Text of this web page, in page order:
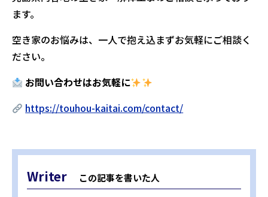
ます。
空き家のお悩みは、一人で抱え込まずお気軽にご相談く
ださい。
お問い合わせはお気軽に
https://touhou-kaitai.com/contact/
Writer この記事を書いた人